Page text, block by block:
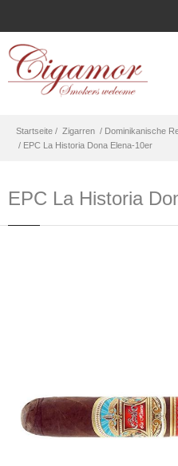
Startseite / Zigarren / Dominikanische
/ EPC La Historia Dona Elena-10er
EPC La Historia